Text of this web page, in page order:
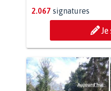
2.067 signatures
Je